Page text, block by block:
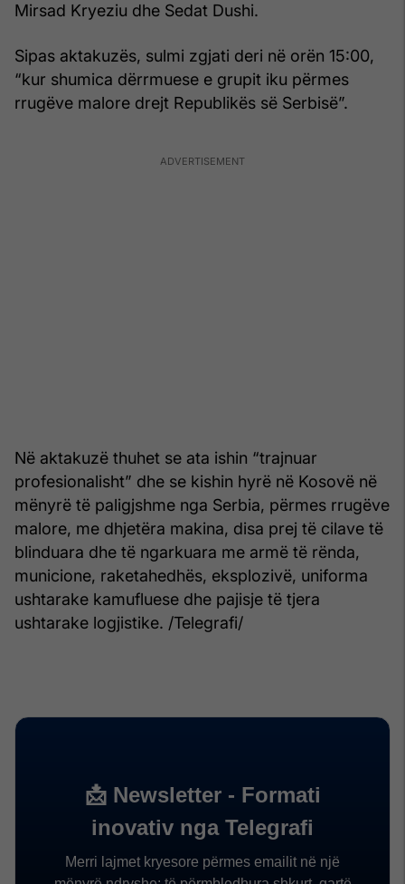
Mirsad Kryeziu dhe Sedat Dushi.
Sipas aktakuzës, sulmi zgjati deri në orën 15:00,
“kur shumica dërrmuese e grupit iku përmes
rrugëve malore drejt Republikës së Serbisë”.
Në aktakuzë thuhet se ata ishin “trajnuar
profesionalisht” dhe se kishin hyrë në Kosovë në
mënyrë të paligjshme nga Serbia, përmes rrugëve
malore, me dhjetëra makina, disa prej të cilave të
blinduara dhe të ngarkuara me armë të rënda,
municione, raketahedhës, eksplozivë, uniforma
ushtarake kamufluese dhe pajisje të tjera
ushtarake logjistike. /Telegrafi/